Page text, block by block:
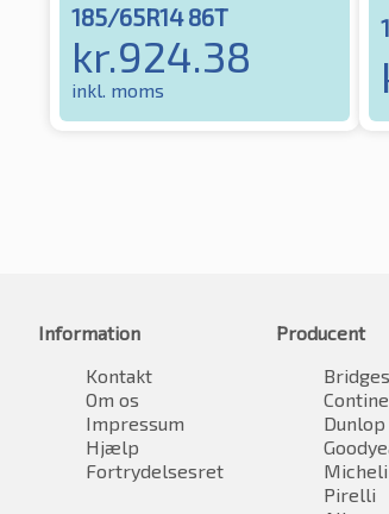
185/65R14 86T
kr.924.38
inkl. moms
Information
Kontakt
Om os
Impressum
Hjælp
Fortrydelsesret
Producent
Dunlop
Pirelli